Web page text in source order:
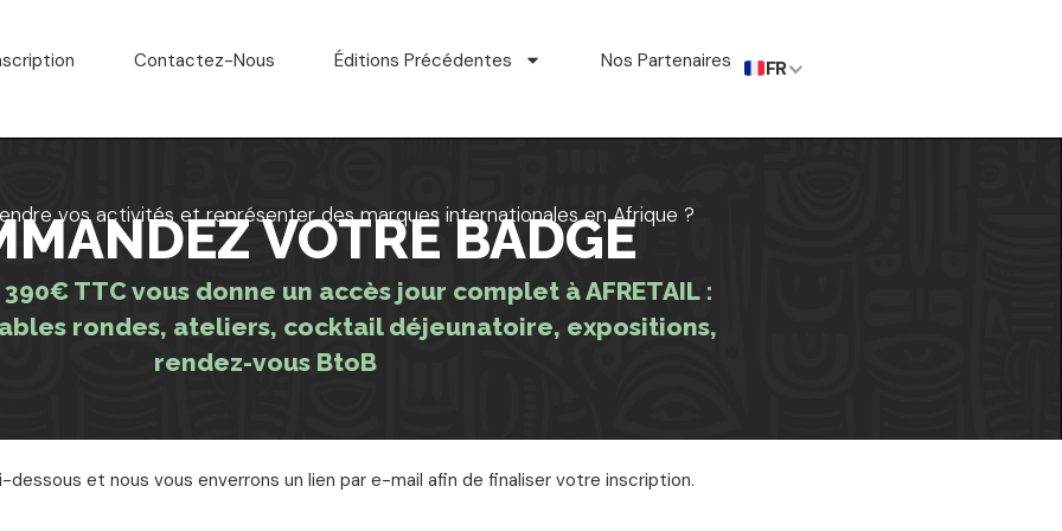
Contactez-Nous Éditions Précédentes Nos Partenaires FR
vos activités et représenter des marques internationales en Afrique ?
VOTRE BADGE
TTC vous donne un accès jour complet à AFRETAIL :
rondes, ateliers, cocktail déjeunatoire, expositions,
rendez-vous BtoB
dessous et nous vous enverrons un lien par e-mail afin de finaliser votre inscription.